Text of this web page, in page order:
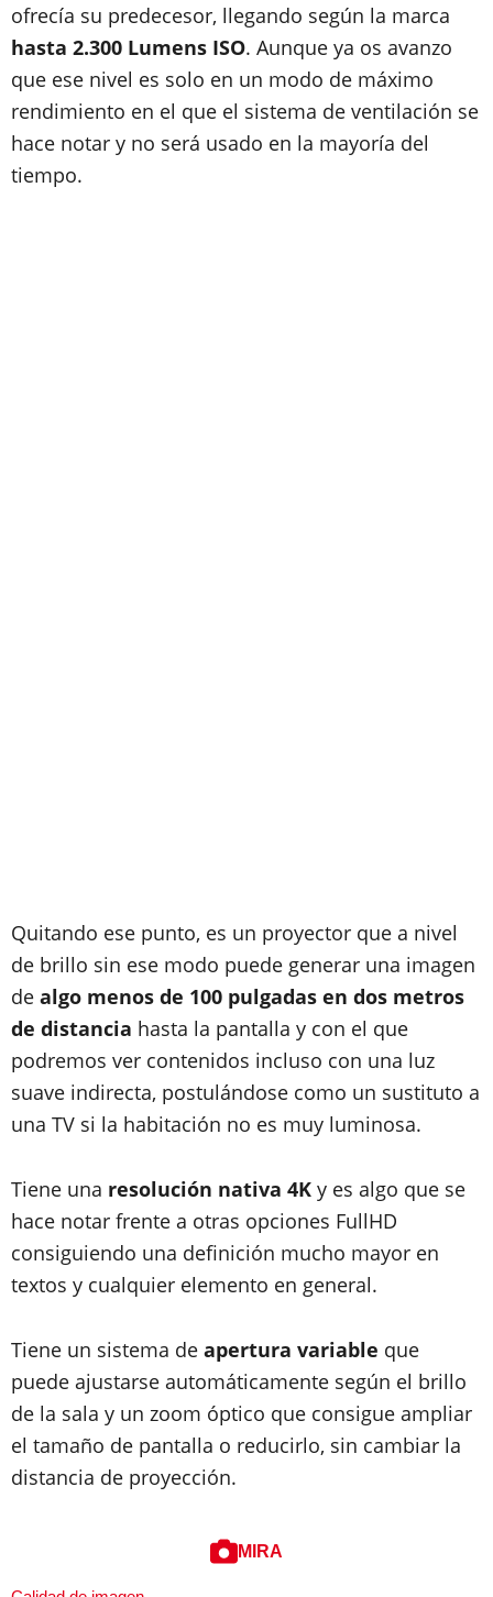
ofrecía su predecesor, llegando según la marca
hasta 2.300 Lumens ISO. Aunque ya os avanzo
que ese nivel es solo en un modo de máximo
rendimiento en el que el sistema de ventilación se
hace notar y no será usado en la mayoría del
tiempo.
Quitando ese punto, es un proyector que a nivel
de brillo sin ese modo puede generar una imagen
de algo menos de 100 pulgadas en dos metros
de distancia hasta la pantalla y con el que
podremos ver contenidos incluso con una luz
suave indirecta, postulándose como un sustituto a
una TV si la habitación no es muy luminosa.
Tiene una resolución nativa 4K y es algo que se
hace notar frente a otras opciones FullHD
consiguiendo una definición mucho mayor en
textos y cualquier elemento en general.
Tiene un sistema de apertura variable que
puede ajustarse automáticamente según el brillo
de la sala y un zoom óptico que consigue ampliar
el tamaño de pantalla o reducirlo, sin cambiar la
distancia de proyección.
MIRA